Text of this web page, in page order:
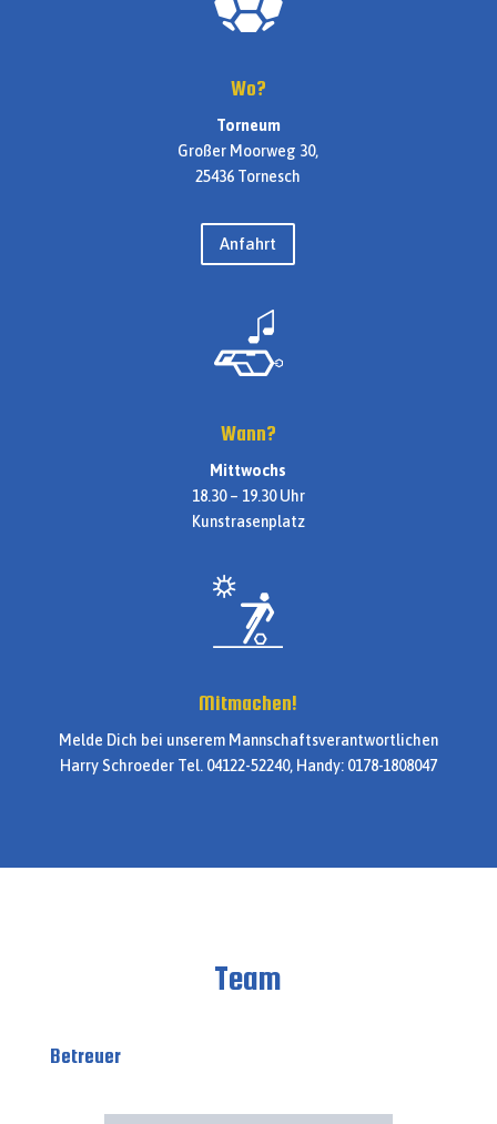
Wo?
Torneum
Großer Moorweg 30,
25436 Tornesch
Anfahrt
Wann?
Mittwochs
18.30 – 19.30 Uhr
Kunstrasenplatz
Mitmachen!
Melde Dich bei unserem Mannschaftsverantwortlichen
Harry Schroeder Tel. 04122-52240, Handy: 0178-1808047
Team
Betreuer